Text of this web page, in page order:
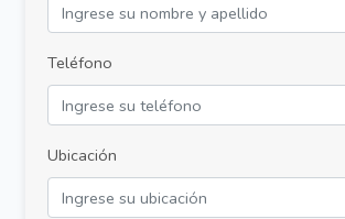
Teléfono
Ubicación